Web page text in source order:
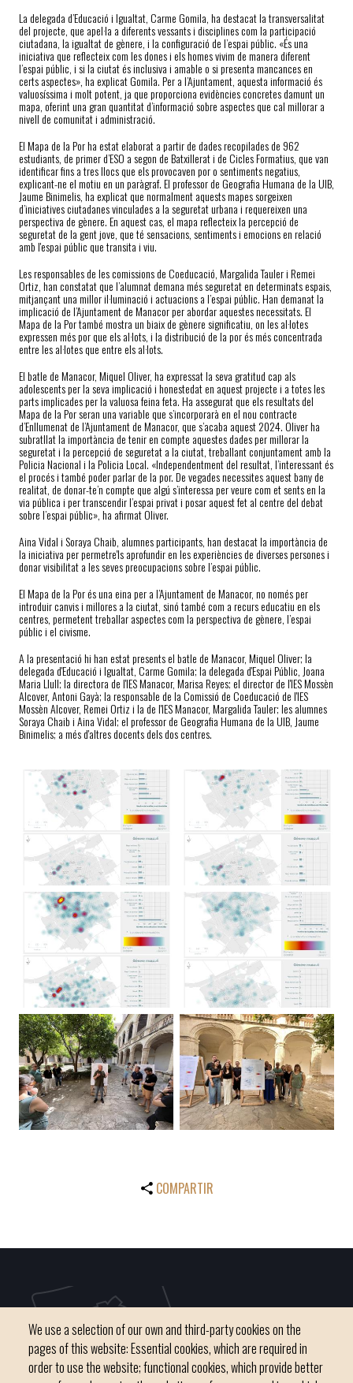
La delegada d’Educació i Igualtat, Carme Gomila, ha destacat la transversalitat
del projecte, que apel·la a diferents vessants i disciplines com la participació
ciutadana, la igualtat de gènere, i la configuració de l’espai públic. «És una
iniciativa que reflecteix com les dones i els homes vivim de manera diferent
l’espai públic, i si la ciutat és inclusiva i amable o si presenta mancances en
certs aspectes», ha explicat Gomila. Per a l’Ajuntament, aquesta informació és
valuosíssima i molt potent, ja que proporciona evidències concretes damunt un
mapa, oferint una gran quantitat d’informació sobre aspectes que cal millorar a
nivell de comunitat i administració.
El Mapa de la Por ha estat elaborat a partir de dades recopilades de 962
estudiants, de primer d’ESO a segon de Batxillerat i de Cicles Formatius, que van
identificar fins a tres llocs que els provocaven por o sentiments negatius,
explicant-ne el motiu en un paràgraf. El professor de Geografia Humana de la UIB,
Jaume Binimelis, ha explicat que normalment aquests mapes sorgeixen
d’iniciatives ciutadanes vinculades a la seguretat urbana i requereixen una
perspectiva de gènere. En aquest cas, el mapa reflecteix la percepció de
seguretat de la gent jove, que té sensacions, sentiments i emocions en relació
amb l'espai públic que transita i viu.
Les responsables de les comissions de Coeducació, Margalida Tauler i Remei
Ortiz, han constatat que l’alumnat demana més seguretat en determinats espais,
mitjançant una millor il·luminació i actuacions a l’espai públic. Han demanat la
implicació de l’Ajuntament de Manacor per abordar aquestes necessitats. El
Mapa de la Por també mostra un biaix de gènere significatiu, on les al·lotes
expressen més por que els al·lots, i la distribució de la por és més concentrada
entre les al·lotes que entre els al·lots.
El batle de Manacor, Miquel Oliver, ha expressat la seva gratitud cap als
adolescents per la seva implicació i honestedat en aquest projecte i a totes les
parts implicades per la valuosa feina feta. Ha assegurat que els resultats del
Mapa de la Por seran una variable que s’incorporarà en el nou contracte
d’Enllumenat de l’Ajuntament de Manacor, que s’acaba aquest 2024. Oliver ha
subratllat la importància de tenir en compte aquestes dades per millorar la
seguretat i la percepció de seguretat a la ciutat, treballant conjuntament amb la
Policia Nacional i la Policia Local. «Independentment del resultat, l’interessant és
el procés i també poder parlar de la por. De vegades necessites aquest bany de
realitat, de donar-te’n compte que algú s’interessa per veure com et sents en la
via pública i per transcendir l’espai privat i posar aquest fet al centre del debat
sobre l’espai públic», ha afirmat Oliver.
Aina Vidal i Soraya Chaib, alumnes participants, han destacat la importància de
la iniciativa per permetre'ls aprofundir en les experiències de diverses persones i
donar visibilitat a les seves preocupacions sobre l’espai públic.
El Mapa de la Por és una eina per a l’Ajuntament de Manacor, no només per
introduir canvis i millores a la ciutat, sinó també com a recurs educatiu en els
centres, permetent treballar aspectes com la perspectiva de gènere, l’espai
públic i el civisme.
A la presentació hi han estat presents el batle de Manacor, Miquel Oliver; la
delegada d'Educació i Igualtat, Carme Gomila; la delegada d'Espai Públic, Joana
Maria Llull; la directora de l'IES Manacor, Marisa Reyes; el director de l'IES Mossèn
Alcover, Antoni Gayà; la responsable de la Comissió de Coeducació de l'IES
Mossèn Alcover, Remei Ortiz i la de l'IES Manacor, Margalida Tauler; les alumnes
Soraya Chaib i Aina Vidal; el professor de Geografia Humana de la UIB, Jaume
Binimelis; a més d'altres docents dels dos centres.
COMPARTIR
We use a selection of our own and third-party cookies on the
pages of this website: Essential cookies, which are required in
order to use the website; functional cookies, which provide better